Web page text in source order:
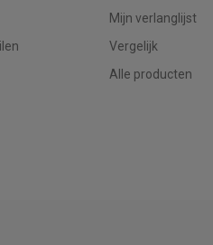
Mijn verlanglijst
Vergelijk
Alle producten